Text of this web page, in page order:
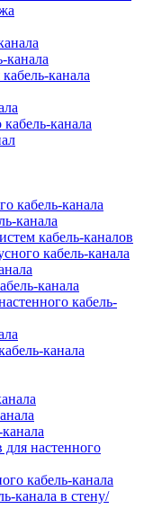
канала
канала
канала
кабель-канала
канала
кабель-каналов
кабель-канала
канала
кабель-
канала
настенного
кабель-канала
канала в стену/